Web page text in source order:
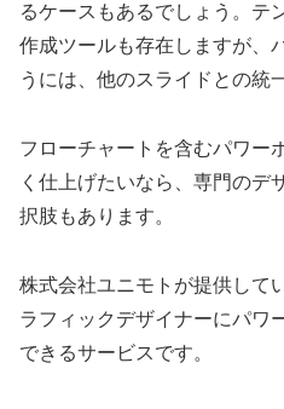
るケースもあるでしょう。テ
作成ツールも存在しますが、
うには、他のスライドとの統
フローチャートを含むパワー
く仕上げたいなら、専門のデ
択肢もあります。
株式会社ユニモトが提供して
ラフィックデザイナーにパワ
できるサービスです。